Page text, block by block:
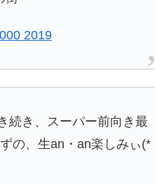
2019
続き、スーパー前向き最
の、生an・an楽しみぃ(*